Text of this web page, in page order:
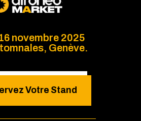
novembre 2025
Genève.
Votre Stand